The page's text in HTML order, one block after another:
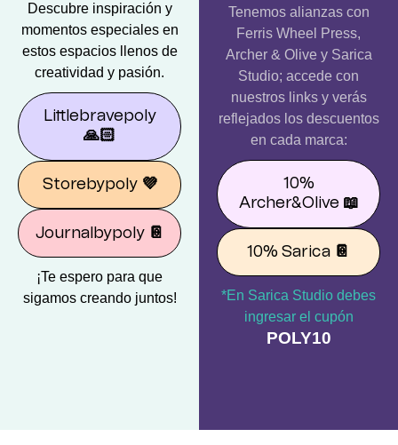
Descubre inspiración y
momentos especiales en
estos espacios llenos de
creatividad y pasión.
Littlebravepoly
🙏🏻
Storebypoly 💜
Journalbypoly 📔
¡Te espero para que
sigamos creando juntos!
Tenemos alianzas con
Ferris Wheel Press,
Archer & Olive y Sarica
Studio; accede con
nuestros links y verás
reflejados los descuentos
en cada marca:
10%
Archer&Olive 📖
10% Sarica 📔
*En Sarica Studio debes
ingresar el cupón
POLY10